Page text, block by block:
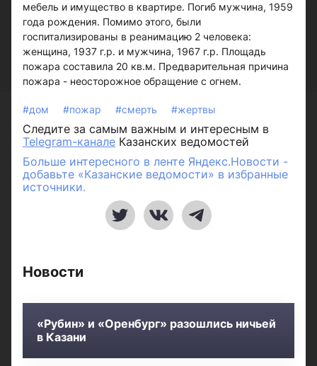
мебель и имущество в квартире. Погиб мужчина, 1959
года рождения. Помимо этого, были
госпитализированы в реанимацию 2 человека:
женщина, 1937 г.р. и мужчина, 1967 г.р. Площадь
пожара составила 20 кв.м. Предварительная причина
пожара - неосторожное обращение с огнем.
#дом #пожар #смерть #жертвы
Следите за самым важным и интересным в
Telegram-канале Казанских ведомостей
Больше интересного в ленте Яндекс.Новости -
добавьте «Казанские ведомости» в избранные
источники.
Новости
«Рубин» и «Оренбург» разошлись ничьей
в Казани